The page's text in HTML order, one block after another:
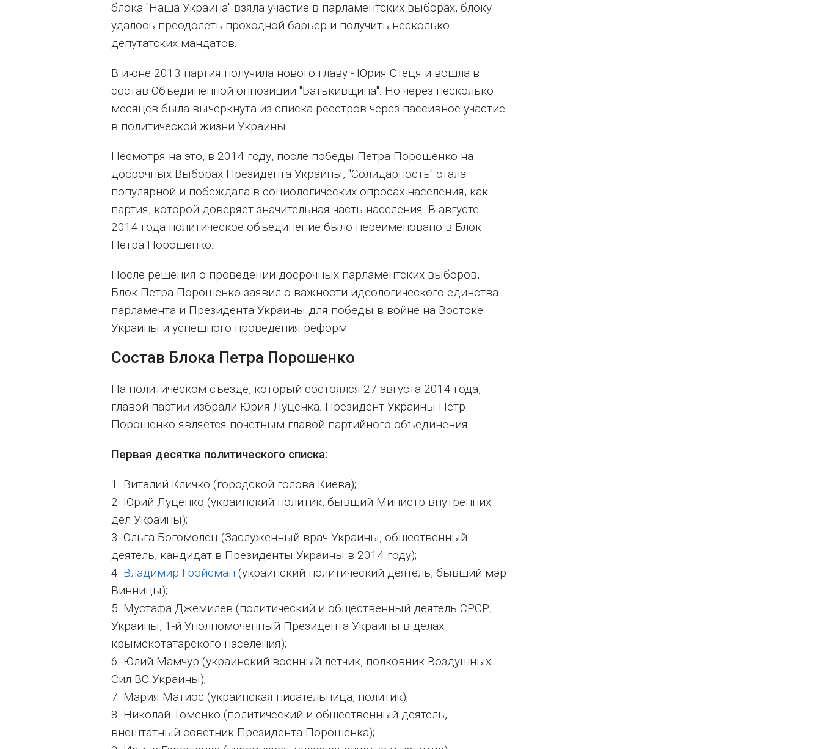
блока "Наша Украина" взяла участие в парламентских выборах, блоку
удалось преодолеть проходной барьер и получить несколько
депутатских мандатов.
В июне 2013 партия получила нового главу - Юрия Стеця и вошла в
состав Объединенной оппозиции "Батькивщина". Но через несколько
месяцев была вычеркнута из списка реестров через пассивное участие
в политической жизни Украины.
Несмотря на это, в 2014 году, после победы Петра Порошенко на
досрочных Выборах Президента Украины, "Солидарность" стала
популярной и побеждала в социологических опросах населения, как
партия, которой доверяет значительная часть населения. В августе
2014 года политическое объединение было переименовано в Блок
Петра Порошенко.
После решения о проведении досрочных парламентских выборов,
Блок Петра Порошенко заявил о важности идеологического единства
парламента и Президента Украины для победы в войне на Востоке
Украины и успешного проведения реформ.
Состав Блока Петра Порошенко
На политическом съезде, который состоялся 27 августа 2014 года,
главой партии избрали Юрия Луценка. Президент Украины Петр
Порошенко является почетным главой партийного объединения.
Первая десятка политического списка:
1. Виталий Кличко (городской голова Киева);
2. Юрий Луценко (украинский политик, бывший Министр внутренних
дел Украины);
3. Ольга Богомолец (Заслуженный врач Украины, общественный
деятель, кандидат в Президенты Украины в 2014 году);
4. Владимир Гройсман (украинский политический деятель, бывший мэр
Винницы);
5. Мустафа Джемилев (политический и общественный деятель СРСР,
Украины, 1-й Уполномоченный Президента Украины в делах
крымскотатарского населения);
6. Юлий Мамчур (украинский военный летчик, полковник Воздушных
Сил ВС Украины);
7. Мария Матиос (украинская писательница, политик);
8. Николай Томенко (политический и общественный деятель,
внештатный советник Президента Порошенка);